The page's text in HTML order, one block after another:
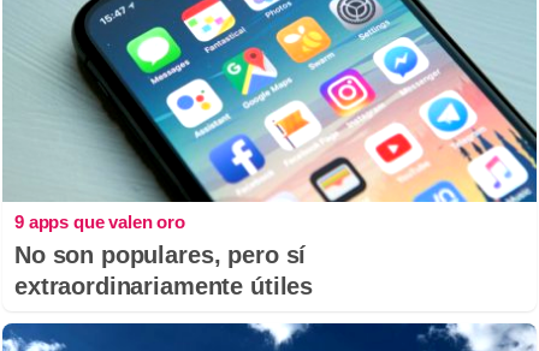
9 apps que valen oro
No son populares, pero sí
extraordinariamente útiles